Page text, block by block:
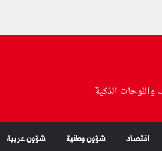
واللوحات الذكية
اقتصاد شؤون وطنية شؤون عربية